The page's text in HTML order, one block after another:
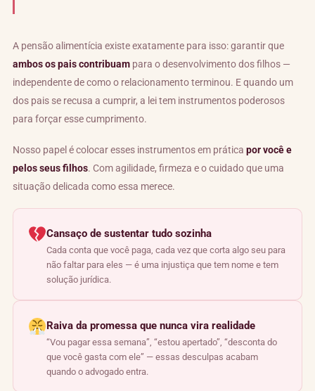
A pensão alimentícia existe exatamente para isso: garantir que
ambos os pais contribuam para o desenvolvimento dos filhos —
independente de como o relacionamento terminou. E quando um
dos pais se recusa a cumprir, a lei tem instrumentos poderosos
para forçar esse cumprimento.
Nosso papel é colocar esses instrumentos em prática por você e
pelos seus filhos. Com agilidade, firmeza e o cuidado que uma
situação delicada como essa merece.
Cansaço de sustentar tudo sozinha
Cada conta que você paga, cada vez que corta algo seu para
não faltar para eles — é uma injustiça que tem nome e tem
solução jurídica.
Raiva da promessa que nunca vira realidade
“Vou pagar essa semana”, “estou apertado”, “desconta do
que você gasta com ele” — essas desculpas acabam
quando o advogado entra.